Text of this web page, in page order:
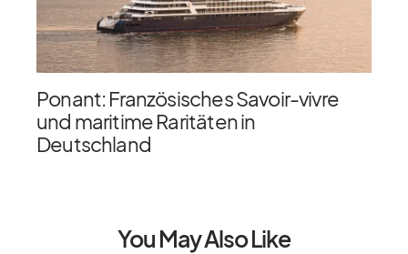
Ponant: Französisches Savoir-vivre
und maritime Raritäten in
Deutschland
You May Also Like